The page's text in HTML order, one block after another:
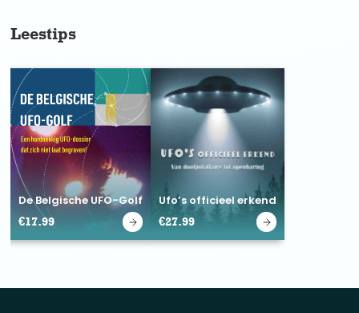
Leestips
De Belgische UFO-Golf
€17.99
Ufo’s officieel erkend
€27.99